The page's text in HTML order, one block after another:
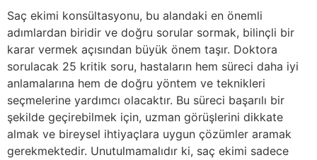
Saç ekimi konsültasyonu, bu alandaki en önemli
adımlardan biridir ve doğru sorular sormak, bilinçli bir
karar vermek açısından büyük önem taşır. Doktora
sorulacak 25 kritik soru, hastaların hem süreci daha iyi
anlamalarına hem de doğru yöntem ve teknikleri
seçmelerine yardımcı olacaktır. Bu süreci başarılı bir
şekilde geçirebilmek için, uzman görüşlerini dikkate
almak ve bireysel ihtiyaçlara uygun çözümler aramak
gerekmektedir. Unutulmamalıdır ki, saç ekimi sadece